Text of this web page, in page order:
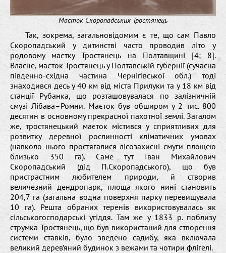
Маєток Скоропадських Тростянець
Так, зокрема, загальновідомим є те, що сам Павло
Скоропадський у дитинстві часто проводив літо у
родовому маєтку Тростянець на Полтавщині [4; 8].
Власне, маєток Тростянець у Полтавській губернії (сучасна
південно-східна частина Чернігівської обл.) тоді
знаходився десь у 40 км від міста Прилуки та у 18 км від
станції Рубанка, що розташовувалася по залізничній
смузі Лібава–Ромни. Маєток був обширом у 2 тис. 800
десятин в основному прекрасної пахотної землі. Загалом
же, тростянецький маєток містився у сприятливих для
розвитку деревної рослинності кліматичних умовах
(навколо нього простягалися лісозахисні смуги площею
близько 350 га). Саме тут Іван Михайлович
Скоропадський (дід П.Скоропадського), що був
пристрастним любителем природи, й створив
величезний дендропарк, площа якого нині становить
204,7 га (загальна водна поверхня парку перевищувала
10 га). Решта обраних теренів використовувалась як
сільськогосподарські угіддя. Там же у 1833 р. поблизу
струмка Тростянець, що був використаний для створення
системи ставків, було зведено садибу, яка включала
великий дерев’яний будинок з вежами та чотири флігелі.